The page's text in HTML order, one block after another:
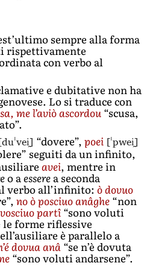
sempre alla forma
rispettivamente
con verbo al
e dubitative non ha
Lo si traduce con
me l’aviò ascordou “scusa,
“dovere”, poei [ˈpwei̯]
seguiti da un infinito,
avei, mentre in
o a essere a seconda
verbo all’infinito: ò dovuo
no ò posciuo anâghe “non
partî“sono voluti
le forme riflessive
è parallelo a
dovua anâ “se n’è dovuta
“sono voluti andarsene”.